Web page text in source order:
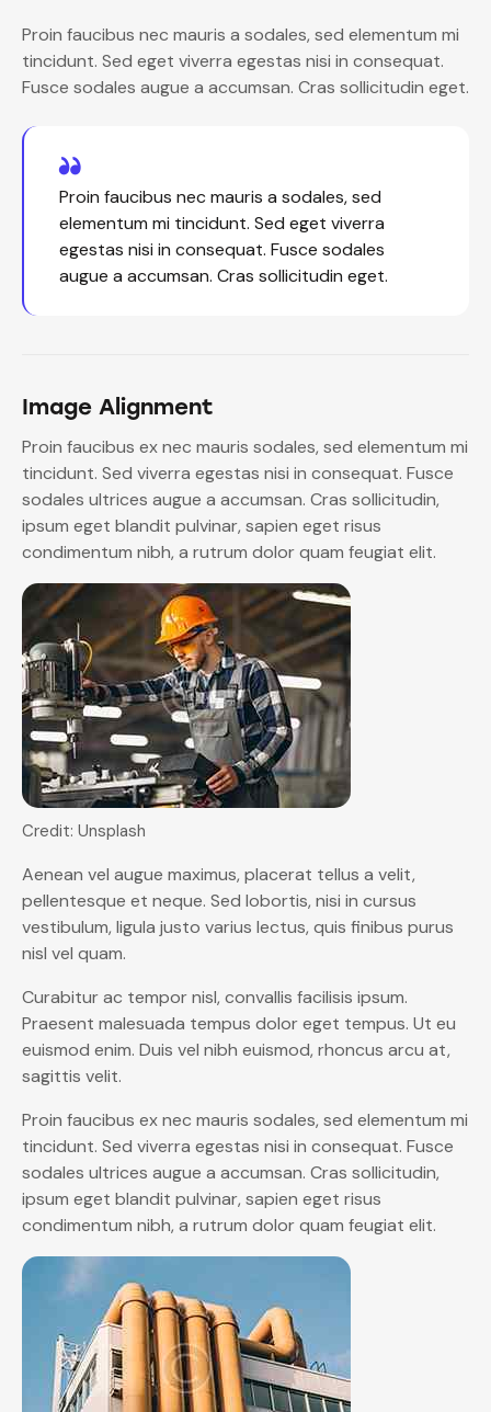
Proin faucibus nec mauris a sodales, sed elementum mi
tincidunt. Sed eget viverra egestas nisi in consequat.
Fusce sodales augue a accumsan. Cras sollicitudin eget.
Proin faucibus nec mauris a sodales, sed
elementum mi tincidunt. Sed eget viverra
egestas nisi in consequat. Fusce sodales
augue a accumsan. Cras sollicitudin eget.
Image Alignment
Proin faucibus ex nec mauris sodales, sed elementum mi
tincidunt. Sed viverra egestas nisi in consequat. Fusce
sodales ultrices augue a accumsan. Cras sollicitudin,
ipsum eget blandit pulvinar, sapien eget risus
condimentum nibh, a rutrum dolor quam feugiat elit.
Credit: Unsplash
Aenean vel augue maximus, placerat tellus a velit,
pellentesque et neque. Sed lobortis, nisi in cursus
vestibulum, ligula justo varius lectus, quis finibus purus
nisl vel quam.
Curabitur ac tempor nisl, convallis facilisis ipsum.
Praesent malesuada tempus dolor eget tempus. Ut eu
euismod enim. Duis vel nibh euismod, rhoncus arcu at,
sagittis velit.
Proin faucibus ex nec mauris sodales, sed elementum mi
tincidunt. Sed viverra egestas nisi in consequat. Fusce
sodales ultrices augue a accumsan. Cras sollicitudin,
ipsum eget blandit pulvinar, sapien eget risus
condimentum nibh, a rutrum dolor quam feugiat elit.